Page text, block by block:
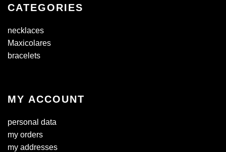
CATEGORIES
necklaces
Maxicolares
bracelets
MY ACCOUNT
personal data
my orders
my addresses